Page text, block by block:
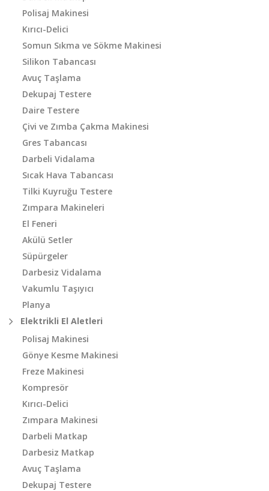
Polisaj Makinesi
Kırıcı-Delici
Somun Sıkma ve Sökme Makinesi
Silikon Tabancası
Avuç Taşlama
Dekupaj Testere
Daire Testere
Çivi ve Zımba Çakma Makinesi
Gres Tabancası
Darbeli Vidalama
Sıcak Hava Tabancası
Tilki Kuyruğu Testere
Zımpara Makineleri
El Feneri
Akülü Setler
Süpürgeler
Darbesiz Vidalama
Vakumlu Taşıyıcı
Planya
Elektrikli El Aletleri
Polisaj Makinesi
Gönye Kesme Makinesi
Freze Makinesi
Kompresör
Kırıcı-Delici
Zımpara Makinesi
Darbeli Matkap
Darbesiz Matkap
Avuç Taşlama
Dekupaj Testere